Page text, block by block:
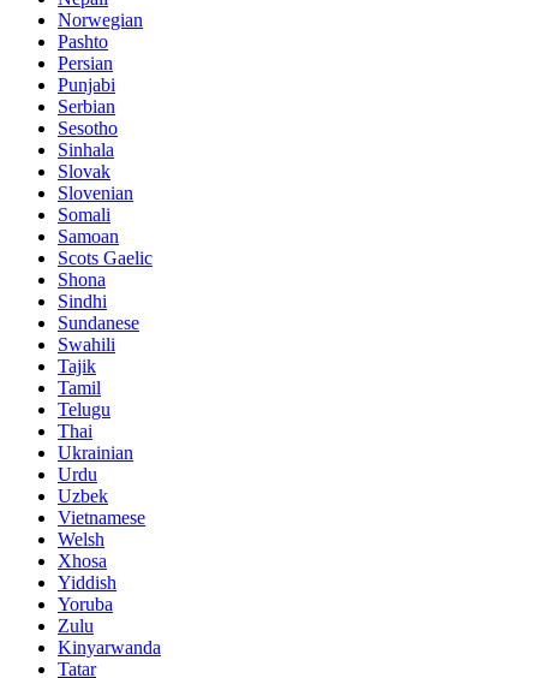
Norwegian
Pashto
Persian
Punjabi
Serbian
Sesotho
Sinhala
Slovak
Slovenian
Somali
Samoan
Scots Gaelic
Shona
Sindhi
Sundanese
Swahili
Tajik
Tamil
Telugu
Thai
Ukrainian
Urdu
Uzbek
Vietnamese
Welsh
Xhosa
Yiddish
Yoruba
Zulu
Kinyarwanda
Tatar